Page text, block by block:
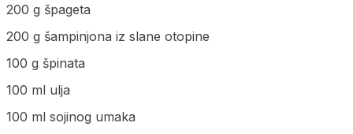
200 g špageta
200 g šampinjona iz slane otopine
100 g špinata
100 ml ulja
100 ml sojinog umaka